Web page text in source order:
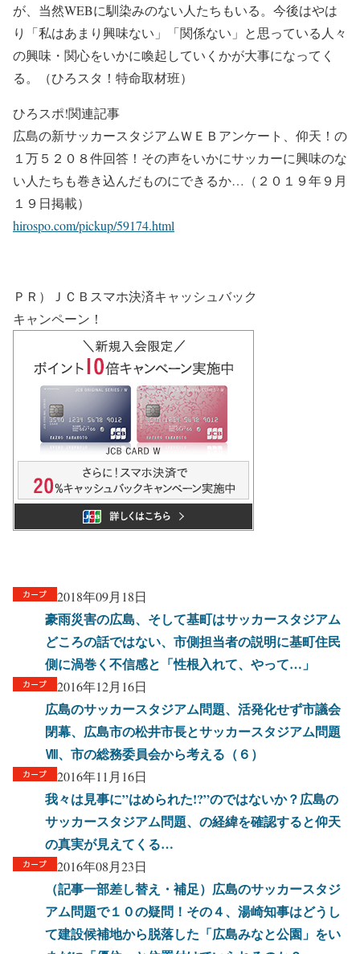
が、当然WEBに馴染みのない人たちもいる。今後はやは
り「私はあまり興味ない」「関係ない」と思っている人々
の興味・関心をいかに喚起していくかが大事になってく
る。（ひろスタ！特命取材班）
ひろスポ!関連記事
広島の新サッカースタジアムＷＥＢアンケート、仰天！の
１万５２０８件回答！その声をいかにサッカーに興味のな
い人たちも巻き込んだものにできるか…（２０１９年９月
１９日掲載）
hirospo.com/pickup/59174.html
ＰＲ）ＪＣＢスマホ決済キャッシュバック
キャンペーン！
2018年09月18日
豪雨災害の広島、そして基町はサッカースタジアム
どころの話ではない、市側担当者の説明に基町住民
側に渦巻く不信感と「性根入れて、やって…」
2016年12月16日
広島のサッカースタジアム問題、活発化せず市議会
閉幕、広島市の松井市長とサッカースタジアム問題
Ⅷ、市の総務委員会から考える（６）
2016年11月16日
我々は見事に”はめられた!?”のではないか？広島の
サッカースタジアム問題、の経緯を確認すると仰天
の真実が見えてくる…
2016年08月23日
（記事一部差し替え・補足）広島のサッカースタジ
アム問題で１０の疑問！その４、湯崎知事はどうし
て建設候補地から脱落した「広島みなと公園」をい